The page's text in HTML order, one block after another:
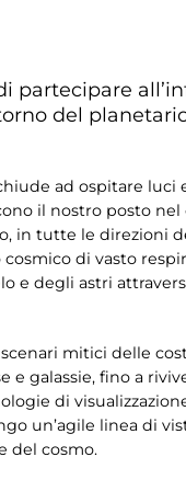
partecipare
del
ad ospitare luci
il nostro posto nel
in tutte le direzioni
di vasto
e degli astri
mitici delle
galassie, fino a
di
un’agile linea di
del cosmo.